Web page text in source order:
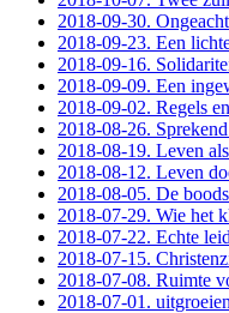
2018-09-30.
2018-09-23. Een
2018-09-16.
2018-09-09. Een
2018-09-02. Regels
2018-08-26.
2018-08-19. Leven
2018-08-12. Leven
2018-08-05. De
2018-07-29. Wie het
2018-07-22. Echte
2018-07-15.
2018-07-08. Ruimte
2018-07-01.